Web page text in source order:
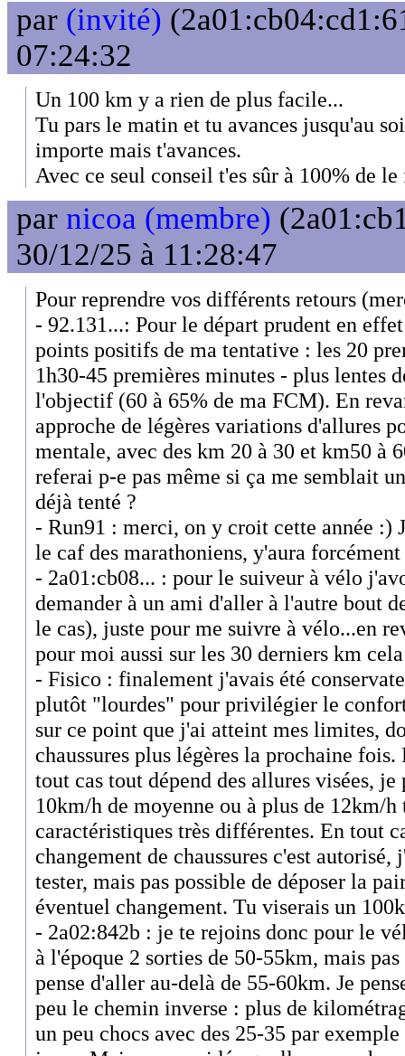
par (invité)
07:24:32
Un 100 km y a rien de plus facile...
Tu pars le matin et tu avances jusqu'au
importe mais t'avances.
Avec ce seul conseil t'es sûr à 100% de
par nicoa (membre)
30/12/25 à 11:28:47
Pour reprendre vos différents retours
- 92.131...: Pour le départ prudent en
points positifs de ma tentative : les 20
1h30-45 premières minutes - plus lentes
l'objectif (60 à 65% de ma FCM). En
approche de légères variations d'allures
mentale, avec des km 20 à 30 et km50 à
referai p-e pas même si ça me semblait
déjà tenté ?
- Run91 : merci, on y croit cette année :)
le caf des marathoniens, y'aura
- 2a01:cb08... : pour le suiveur à vélo
demander à un ami d'aller à l'autre bout
le cas), juste pour me suivre à vélo...en
pour moi aussi sur les 30 derniers km
- Fisico : finalement j'avais été
plutôt "lourdes" pour privilégier le
sur ce point que j'ai atteint mes limites,
chaussures plus légères la prochaine
tout cas tout dépend des allures visées, je
10km/h de moyenne ou à plus de 12km/
caractéristiques très différentes. En tout
changement de chaussures c'est
tester, mais pas possible de déposer la
éventuel changement. Tu viserais un
- 2a02:842b : je te rejoins donc pour le
à l'époque 2 sorties de 50-55km, mais
pense d'aller au-delà de 55-60km. Je
peu le chemin inverse : plus de
un peu chocs avec des 25-35 par